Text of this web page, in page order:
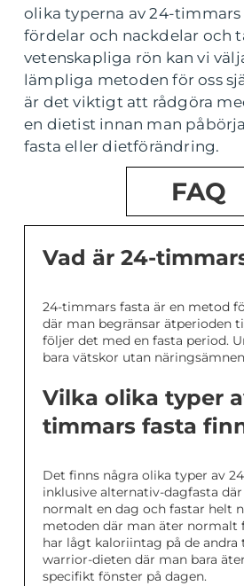
olika typerna av 24-timmars
fördelar och nackdelar och
vetenskapliga rön kan vi
lämpliga metoden för oss
är det viktigt att rådgöra
en dietist innan man
fasta eller dietförändring.
FAQ
Vad är 24-
24-timmars fasta är en metod
där man begränsar ätperioden
följer det med en fasta period.
bara vätskor utan
Vilka olika typer
timmars fasta
Det finns några olika typer av
inklusive alternativ-dagfasta
normalt en dag och fastar helt
metoden där man äter normalt
har lågt kaloriintag på de andra
warrior-dieten där man bara
specifikt fönster på dagen.